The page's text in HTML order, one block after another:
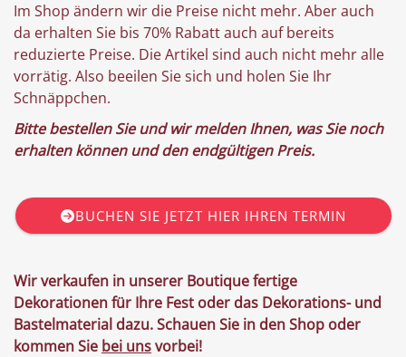
Im Shop ändern wir die Preise nicht mehr. Aber auch
da erhalten Sie bis 70% Rabatt auch auf bereits
reduzierte Preise. Die Artikel sind auch nicht mehr alle
vorrätig. Also beeilen Sie sich und holen Sie Ihr
Schnäppchen.
Bitte bestellen Sie und wir melden Ihnen, was Sie noch
erhalten können und den endgültigen Preis.
BUCHEN SIE JETZT HIER IHREN TERMIN
Wir verkaufen in unserer Boutique fertige
Dekorationen für Ihre Fest oder das Dekorations- und
Bastelmaterial dazu. Schauen Sie in den Shop oder
kommen Sie bei unsvorbei!